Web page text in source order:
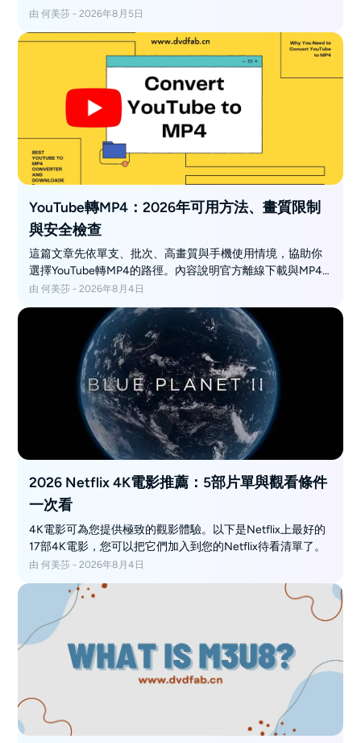
裝置上享受的首選應用程式。然而，想像一下當您正準備觀
Prime Video 無法運行」的掃興問題。別擔心，本文將為您提
供解決這類常見故障的 7 種最佳實務方法。
由 何美莎 - 2026年8月5日
YouTube轉MP4：2026年可用方法、畫質限制
與安全檢查
這篇文章先依單支、批次、高畫質與手機使用情境，協助你
選擇YouTube轉MP4的路徑。內容說明官方離線下載與MP4
檔案的差別、1080p與4K可能無聲的原因，以及免安裝網站
常見的廣告、跳轉與假按鈕風險。你也會看到iPhone與
Android的檔案位置差異，並學會用實際播放結果確認畫面、
聲音與格式。若只處理一支影片，可先試免安裝方式；需要
大量影片、播放清單、字幕與本機分類時，再考慮Windows
或Mac桌面流程。最後也整理分享與重新上傳前必須確認的
授權界線。
由 何美莎 - 2026年8月4日
2026 Netflix 4K電影推薦：5部片單與觀看條件
一次看
4K電影可為您提供極致的觀影體驗。以下是Netflix上最好的
17部4K電影，您可以把它們加入到您的Netflix待看清單了。
由 何美莎 - 2026年8月4日